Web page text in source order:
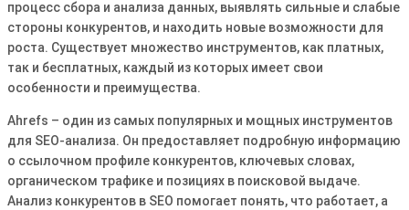
процесс сбора и анализа данных, выявлять сильные и слабые
стороны конкурентов, и находить новые возможности для
роста. Существует множество инструментов, как платных,
так и бесплатных, каждый из которых имеет свои
особенности и преимущества.
Ahrefs – один из самых популярных и мощных инструментов
для SEO-анализа. Он предоставляет подробную информацию
о ссылочном профиле конкурентов, ключевых словах,
органическом трафике и позициях в поисковой выдаче.
Анализ конкурентов в SEO помогает понять, что работает, а